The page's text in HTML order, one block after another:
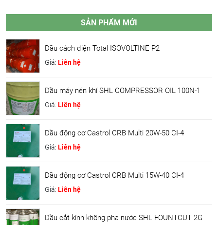
SẢN PHẨM MỚI
Dầu cách điện Total ISOVOLTINE P2
Giá: Liên hệ
Dầu máy nén khí SHL COMPRESSOR OIL 100N-1
Giá: Liên hệ
Dầu động cơ Castrol CRB Multi 20W-50 CI-4
Giá: Liên hệ
Dầu động cơ Castrol CRB Multi 15W-40 CI-4
Giá: Liên hệ
Dầu cắt kính không pha nước SHL FOUNTCUT 2G